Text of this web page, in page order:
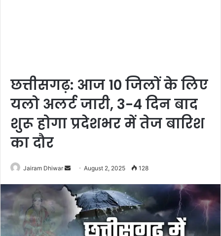
छत्तीसगढ़: आज 10 जिलों के लिए
यलो अलर्ट जारी, 3-4 दिन बाद
शुरू होगा प्रदेशभर में तेज बारिश
का दौर
Jairam Dhiwar
Send
email
August 2, 2025 128